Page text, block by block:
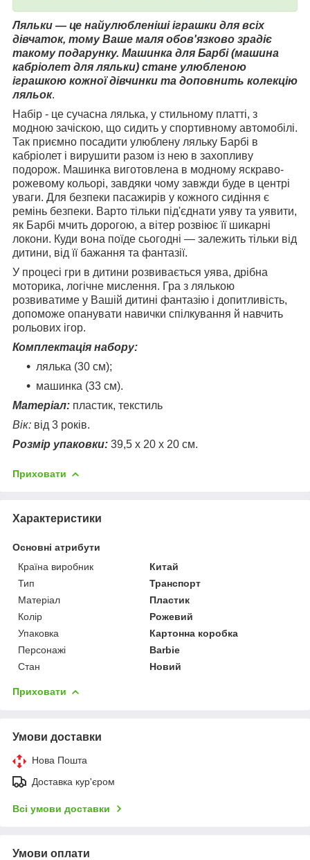
Ляльки — це найулюбленіші іграшки для всіх
дівчаток, тому Ваше маля обов'язково зрадіє
такому подарунку. Машинка для Барбі (машина
кабріолет для ляльки) стане улюбленою
іграшкою кожної дівчинки та доповнить колекцію
ляльок.
Набір - це сучасна лялька, у стильному платті, з
модною зачіскою, що сидить у спортивному автомобілі.
Так приємно посадити улюблену ляльку Барбі в
кабріолет і вирушити разом із нею в захопливу
подорож. Машинка виготовлена в модному яскраво-
рожевому кольорі, завдяки чому завжди буде в центрі
уваги. Для безпеки пасажирів у кожного сидіння є
ремінь безпеки. Варто тільки під'єднати уяву та уявити,
як Барбі мчить дорогою, а вітер розвіює її шикарні
локони. Куди вона поїде сьогодні — залежить тільки від
дитини, від її бажання та фантазії.
У процесі гри в дитини розвивається уява, дрібна
моторика, логічне мислення. Гра з лялькою
розвиватиме у Вашій дитині фантазію і допитливість,
допоможе опанувати навички спілкування й навчить
рольових ігор.
Комплектація набору:
лялька (30 см);
машинка (33 см).
Матеріал: пластик, текстиль
Вік: від 3 років.
Розмір упаковки: 39,5 х 20 х 20 см.
Приховати
Характеристики
Основні атрибути
Країна виробник
Китай
Тип
Транспорт
Матеріал
Пластик
Колір
Рожевий
Упаковка
Картонна коробка
Персонажі
Barbie
Стан
Новий
Приховати
Умови доставки
Нова Пошта
Доставка кур'єром
Всі умови доставки
Умови оплати